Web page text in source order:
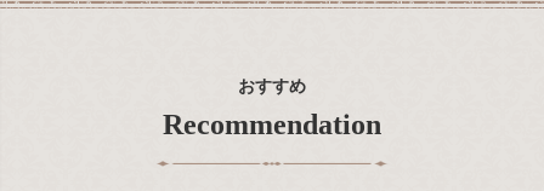
おすすめ
Recommendation